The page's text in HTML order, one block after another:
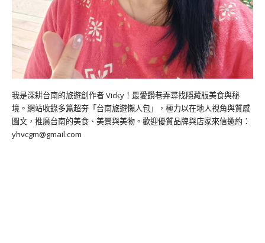
我是深耕台南的旅遊創作者 Vicky！最愛鑽巷弄尋找隱藏版美食與秘
境。網站收錄多篇超夯「台南旅遊懶人包」，極力以在地人視角與質感
圖文，推廣台南的美食、美景與美物。歡迎優質品牌與店家來信邀約：
yhvcgm@gmail.com